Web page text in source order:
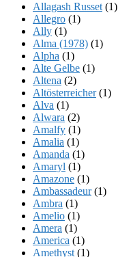
Allagash Russet (1)
Allegro (1)
Ally (1)
Alma (1978) (1)
Alpha (1)
Alte Gelbe (1)
Altena (2)
Altösterreicher(1)
Alva (1)
Alwara (2)
Amalfy (1)
Amalia (1)
Amanda (1)
Amaryl (1)
Amazone (1)
Ambassadeur(1)
Ambra (1)
Amelio (1)
Amera (1)
America (1)
Amethyst (1)